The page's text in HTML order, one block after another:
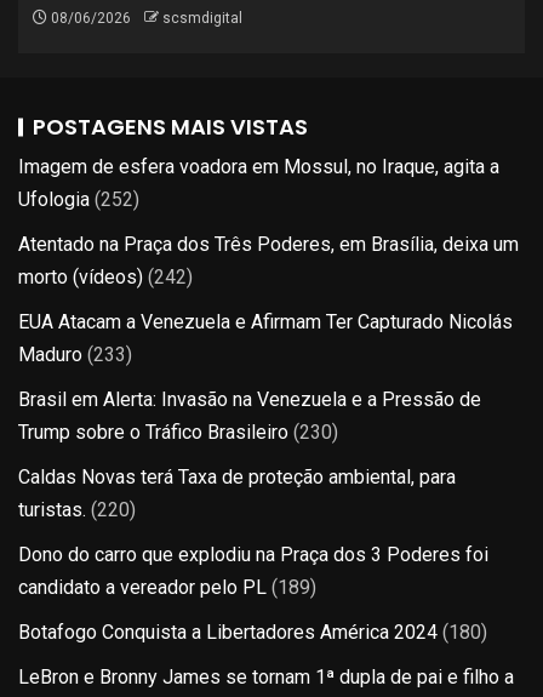
08/06/2026 scsmdigital
POSTAGENS MAIS VISTAS
Imagem de esfera voadora em Mossul, no Iraque, agita a
Ufologia (252)
Atentado na Praça dos Três Poderes, em Brasília, deixa um
morto (vídeos) (242)
EUA Atacam a Venezuela e Afirmam Ter Capturado Nicolás
Maduro (233)
Brasil em Alerta: Invasão na Venezuela e a Pressão de
Trump sobre o Tráfico Brasileiro (230)
Caldas Novas terá Taxa de proteção ambiental, para
turistas. (220)
Dono do carro que explodiu na Praça dos 3 Poderes foi
candidato a vereador pelo PL (189)
Botafogo Conquista a Libertadores América 2024 (180)
LeBron e Bronny James se tornam 1ª dupla de pai e filho a